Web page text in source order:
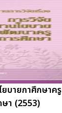
บายกาศึกษาครู
า (2553)